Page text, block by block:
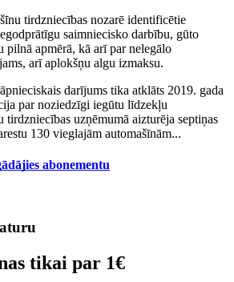
tirdzniecības nozarē identificētie
saimniecisko darbību, gūto
pilnā apmērā, kā arī par nelegālo
arī aplokšņu algu izmaksu.
darījums tika atklāts 2019. gada
par noziedzīgi iegūtu līdzekļu
tirdzniecības uzņēmumā aizturēja septiņas
130 vieglajām automašīnām...
abonementu
tikai par 1€